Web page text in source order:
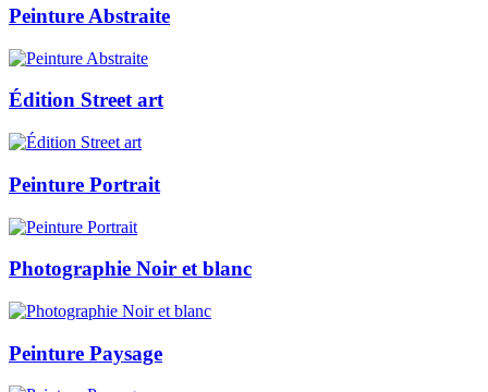
Peinture Abstraite
Édition Street art
Peinture Portrait
Photographie Noir et blanc
Peinture Paysage